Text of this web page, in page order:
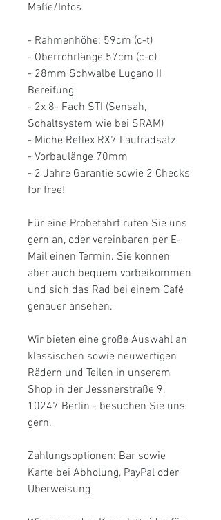
Maße/Infos
- Rahmenhöhe: 59cm (c-t)
- Oberrohrlänge 57cm (c-c)
- 28mm Schwalbe Lugano II
Bereifung
- 2x 8- Fach STI (Sensah,
Schaltsystem wie bei SRAM)
- Miche Reflex RX7 Laufradsatz
- Vorbaulänge 70mm
- 2 Jahre Garantie sowie 2 Checks
for free!
Für eine Probefahrt rufen Sie uns
gern an, oder vereinbaren per E-
Mail einen Termin. Sie können
aber auch bequem vorbeikommen
und sich das Rad bei einem Café
genauer ansehen.
Wir bieten eine große Auswahl an
klassischen sowie neuwertigen
Rädern und Teilen in unserem
Shop in der Jessnerstraße 9,
10247 Berlin - besuchen Sie uns
gern.
Zahlungsoptionen: Bar sowie
Karte bei Abholung, PayPal oder
Überweisung